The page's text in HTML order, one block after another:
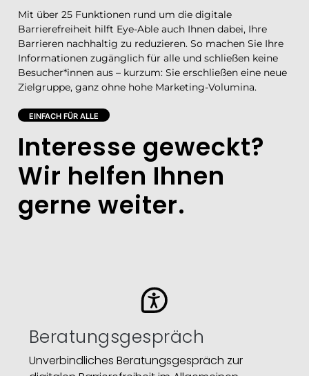
EINFACH FÜR ALLE
Interesse geweckt?
Wir helfen Ihnen
gerne weiter.​
Mit über 25 Funktionen rund um die digitale
Barrierefreiheit hilft Eye-Able auch Ihnen dabei, Ihre
Barrieren nachhaltig zu reduzieren. So machen Sie Ihre
Informationen zugänglich für alle und schließen keine
Besucher*innen aus – kurzum: Sie erschließen eine neue
Zielgruppe, ganz ohne hohe Marketing-Volumina.
Beratungsgespräch
Unverbindliches Beratungsgespräch zur